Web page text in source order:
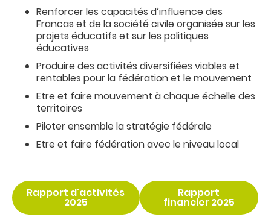
Renforcer les capacités d’influence des
Francas et de la société civile organisée sur les
projets éducatifs et sur les politiques
éducatives
Produire des activités diversifiées viables et
rentables pour la fédération et le mouvement
Etre et faire mouvement à chaque échelle des
territoires
Piloter ensemble la stratégie fédérale
Etre et faire fédération avec le niveau local
Rapport d'activités
2025
Rapport
financier 2025